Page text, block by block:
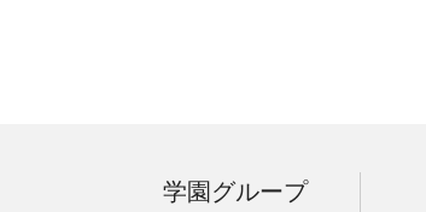
学園グループ